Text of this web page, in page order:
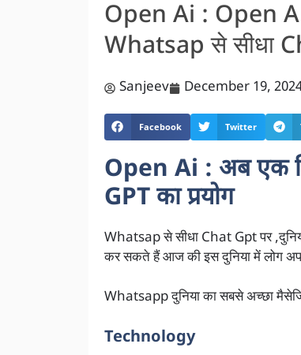
Open Ai : Open
Whatsap से सीधा
Sanjeev December 19,
Facebook Twitter
Open Ai : अब एक
GPT का प्रयोग
Whatsap से सीधा Chat Gpt पर
कर सकते हैं आज की इस दुनिया में लोग
Whatsapp दुनिया का सबसे अच्छा
Technology